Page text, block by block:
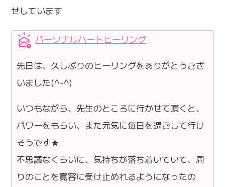
せしています
パーソナルハートヒーリング
先日は、久しぶりのヒーリングをありがとうござ
いました(^-^)
いつもながら、先生のところに行かせて頂くと、
パワーをもらい、また元気に毎日を過ごして行け
そうです★
不思議なくらいに、気持ちが落ち着いていて、周
りのことを寛容に受け止めれるようになったの